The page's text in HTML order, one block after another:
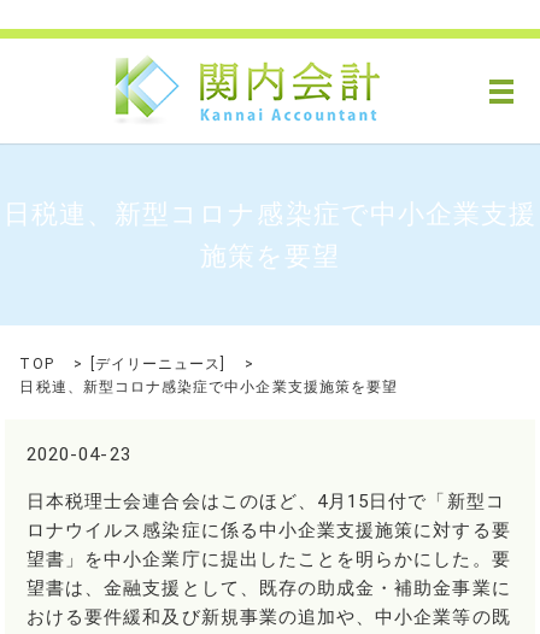
メ
日税連、新型コロナ感染症で中小企業支援
施策を要望
TOP デイリーニュース
日税連、新型コロナ感染症で中小企業支援施策を要望
2020-04-23
日本税理士会連合会はこのほど、4月15日付で「新型コ
ロナウイルス感染症に係る中小企業支援施策に対する要
望書」を中小企業庁に提出したことを明らかにした。要
望書は、金融支援として、既存の助成金・補助金事業に
おける要件緩和及び新規事業の追加や、中小企業等の既